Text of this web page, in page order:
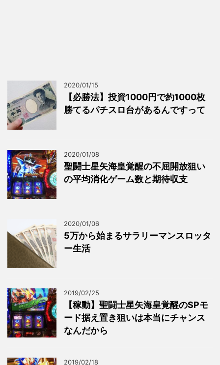
2020/01/15
【必勝法】投資1000円で約1000枚
勝てるパチスロ台があるんですって
2020/01/08
聖闘士星矢海皇覚醒の不屈開放狙い
の平均消化ゲーム数と期待収支
2020/01/06
5万から始まるサラリーマンスロッタ
ー生活
2019/02/25
【稼動】聖闘士星矢海皇覚醒のSPモ
ード据え置き狙いは本当にチャンス
なんだから
2019/02/18